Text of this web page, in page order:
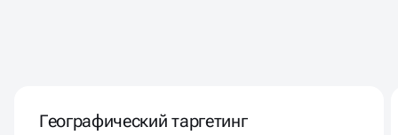
Географический таргетинг